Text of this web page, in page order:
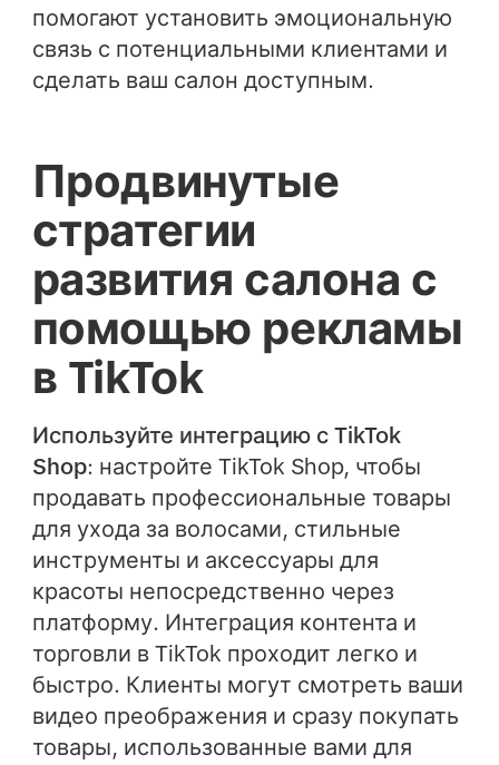
помогают установить эмоциональную
связь с потенциальными клиентами и
сделать ваш салон доступным.
Продвинутые
стратегии
развития салона с
помощью рекламы
в TikTok
Используйте интеграцию с TikTok
Shop: настройте TikTok Shop, чтобы
продавать профессиональные товары
для ухода за волосами, стильные
инструменты и аксессуары для
красоты непосредственно через
платформу. Интеграция контента и
торговли в TikTok проходит легко и
быстро. Клиенты могут смотреть ваши
видео преображения и сразу покупать
товары, использованные вами для